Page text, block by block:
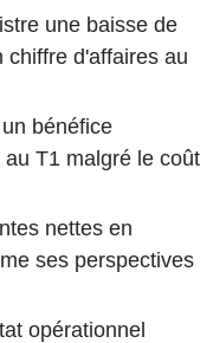
une baisse de
chiffre d'affaires au
bénéfice
T1 malgré le coût
nettes en
ses perspectives
opérationnel